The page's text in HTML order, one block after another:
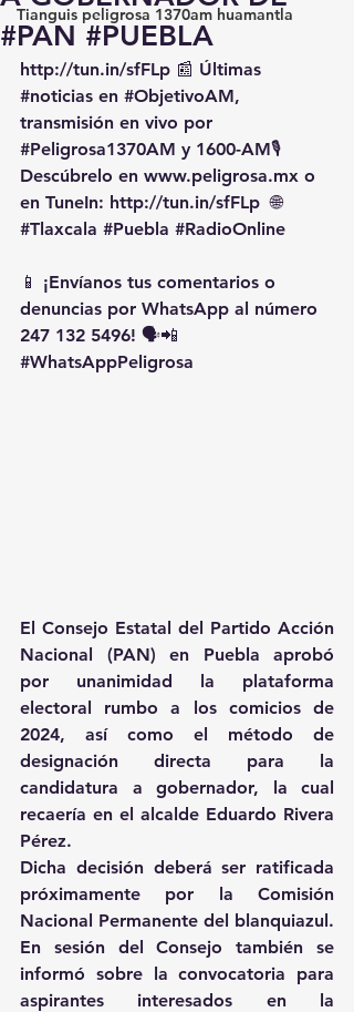
Tianguis peligrosa 1370am huamantla
#PAN #PUEBLA
http://tun.in/sfFLp 📰 Últimas
#noticias en #ObjetivoAM,
transmisión en vivo por
#Peligrosa1370AM y 1600-AM🎙️
Descúbrelo en www.peligrosa.mx o
en TuneIn: http://tun.in/sfFLp
  🌐
#Tlaxcala #Puebla #RadioOnline
📱 ¡Envíanos tus comentarios o
denuncias por WhatsApp al número
247 132 5496! 🗣️📲
#WhatsAppPeligrosa
El Consejo Estatal del Partido Acción
Nacional (PAN) en Puebla aprobó
por unanimidad la plataforma
electoral rumbo a los comicios de
2024, así como el método de
designación directa para la
candidatura a gobernador, la cual
recaería en el alcalde Eduardo Rivera
Pérez.
Dicha decisión deberá ser ratificada
próximamente por la Comisión
Nacional Permanente del blanquiazul.
En sesión del Consejo también se
informó sobre la convocatoria para
aspirantes interesados en la